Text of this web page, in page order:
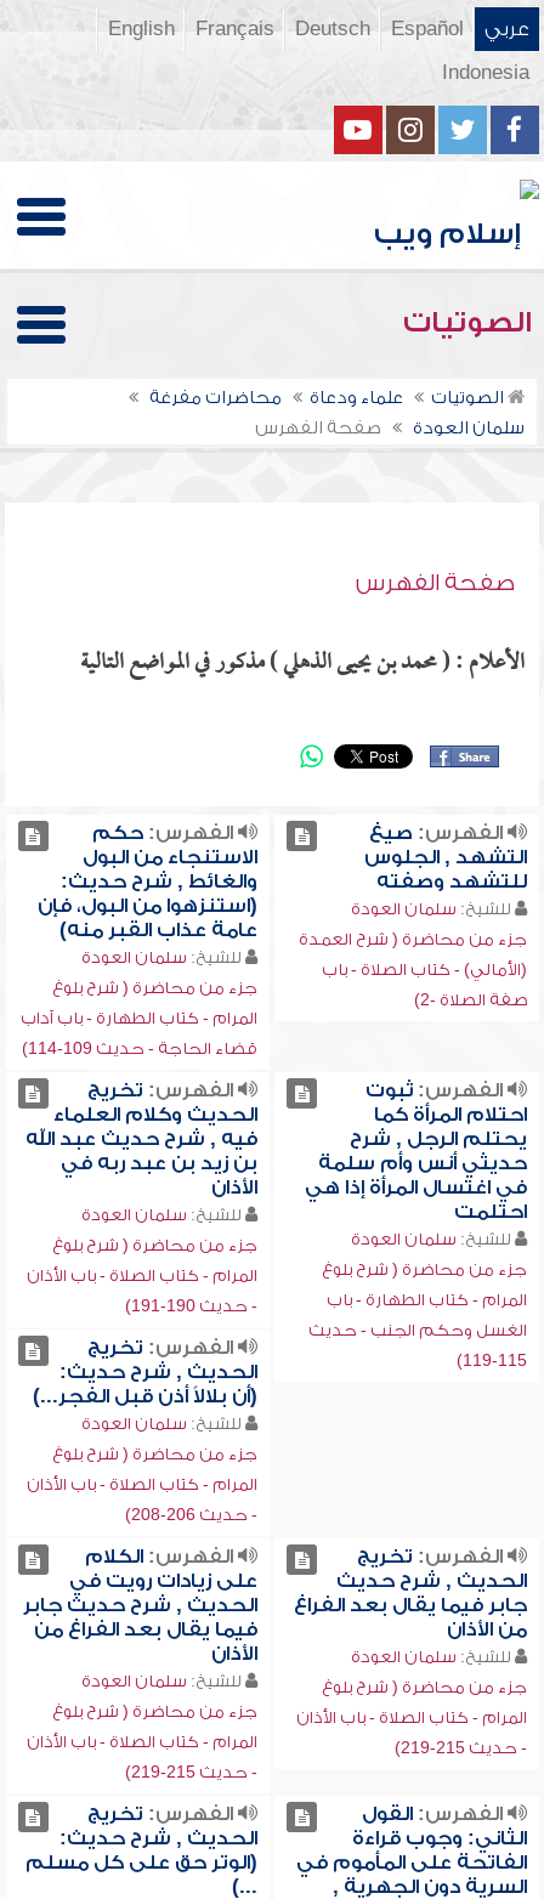
عربي Español
Deutsch
Français
English
Indonesia
الصوتيات
الصوتيات علماء ودعاة
محاضرات مفرغة
سلمان العودة
صفحة الفهرس
صفحة الفهرس
الأعلام : ( محمد بن يحيى الذهلي ) مذكور في المواضع التالية
الفهرس: صيغ
التشهد , الجلوس
للتشهد وصفته
للشيخ: سلمان العودة
جزء من محاضرة ( شرح العمدة
(الأمالي) - كتاب الصلاة - باب
صفة الصلاة -2)
الفهرس:حكم
الاستنجاء من البول
والغائط , شرح حديث:
(استنزهوا من البول، فإن
عامة عذاب القبر منه)
للشيخ: سلمان العودة
جزء من محاضرة ( شرح بلوغ
المرام - كتاب الطهارة - باب آداب
قضاء الحاجة - حديث 109-114)
الفهرس:ثبوت
احتلام المرأة كما
يحتلم الرجل , شرح
حديثي أنس وأم سلمة
في اغتسال المرأة إذا هي
احتلمت
للشيخ: سلمان العودة
جزء من محاضرة ( شرح بلوغ
المرام - كتاب الطهارة - باب
الغسل وحكم الجنب - حديث
115-119)
الفهرس: تخريج
الحديث وكلام العلماء
فيه , شرح حديث عبد الله
بن زيد بن عبد ربه في
الأذان
للشيخ: سلمان العودة
جزء من محاضرة ( شرح بلوغ
المرام - كتاب الصلاة - باب الأذان
- حديث 190-191)
الفهرس: تخريج
الحديث , شرح حديث:
(أن بلالاً أذن قبل الفجر...)
للشيخ: سلمان العودة
جزء من محاضرة ( شرح بلوغ
المرام - كتاب الصلاة - باب الأذان
- حديث 206-208)
الفهرس: تخريج
الحديث , شرح حديث
جابر فيما يقال بعد الفراغ
من الأذان
للشيخ: سلمان العودة
جزء من محاضرة ( شرح بلوغ
المرام - كتاب الصلاة - باب الأذان
- حديث 215-219)
الفهرس:الكلام
على زيادات رويت في
الحديث , شرح حديث جابر
فيما يقال بعد الفراغ من
الأذان
للشيخ: سلمان العودة
جزء من محاضرة ( شرح بلوغ
المرام - كتاب الصلاة - باب الأذان
- حديث 215-219)
الفهرس:القول
الثاني: وجوب قراءة
الفاتحة على المأموم في
السرية دون الجهرية ,
الفهرس: تخريج
الحديث , شرح حديث:
(الوتر حق على كل مسلم
...)